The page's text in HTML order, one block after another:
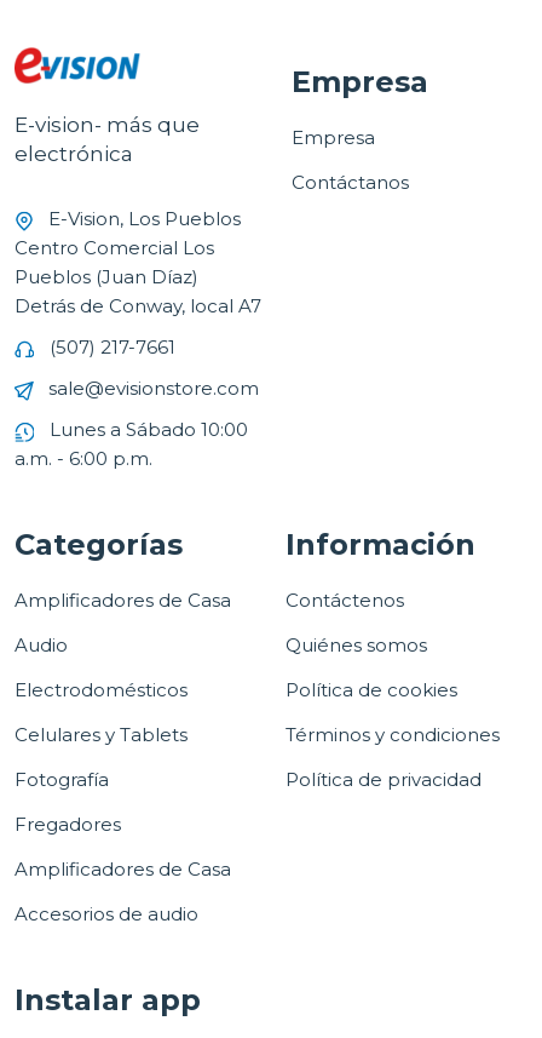
E-vision- más que
electrónica
E-Vision, Los Pueblos
Centro Comercial Los
Pueblos (Juan Díaz)
Detrás de Conway, local A7
(507) 217-7661
sale@evisionstore.com
Lunes a Sábado 10:00
a.m. - 6:00 p.m.
Empresa
Empresa
Contáctanos
Categorías
Amplificadores de Casa
Audio
Electrodomésticos
Celulares y Tablets
Fotografía
Fregadores
Amplificadores de Casa
Accesorios de audio
Información
Contáctenos
Quiénes somos
Política de cookies
Términos y condiciones
Política de privacidad
Instalar app